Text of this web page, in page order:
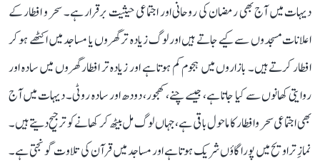
دیہات میں آج بھی رمضان کی روحانی اور اجتماعی حیثیت برقرار ہے۔ سحر و افطار کے
اعلانات مسجدوں سے کیے جاتے ہیں اور لوگ زیادہ تر گھروں یا مساجد میں اکٹھے ہو کر
افطار کرتے ہیں۔ بازاروں میں ہجوم کم ہوتا ہے اور زیادہ تر افطار گھروں میں سادہ اور
روایتی کھانوں سے کیا جاتا ہے، جیسے چنے، کھجور، دودھ اور سادہ روٹی۔ دیہات میں آج
بھی اجتماعی سحر و افطار کا ماحول باقی ہے، جہاں لوگ مل بیٹھ کر کھانے کو ترجیح دیتے ہیں۔
نمازِ تراویح میں پورا گاؤں شریک ہوتا ہے اور مساجد میں قرآن کی تلاوت گونجتی ہے۔